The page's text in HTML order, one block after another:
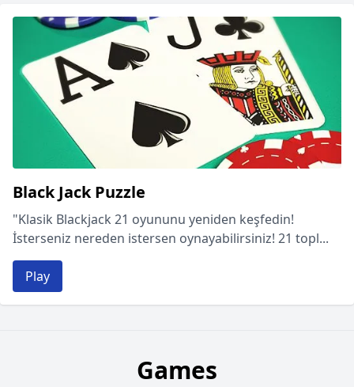
Black Jack Puzzle
"Klasik Blackjack 21 oyununu yeniden keşfedin!
İsterseniz nereden istersen oynayabilirsiniz! 21 topl...
Play
Games